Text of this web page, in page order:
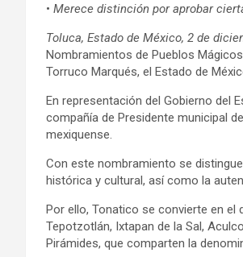
• Merece distinción por aprobar
Toluca, Estado de México, 2 de
Nombramientos de Pueblos
Torruco Marqués, el Estado de
En representación del Gobierno del
compañía de Presidente municipal
mexiquense.
Con este nombramiento se
histórica y cultural, así como la
Por ello, Tonatico se convierte en el
Tepotzotlán, Ixtapan de la Sal,
Pirámides, que comparten la